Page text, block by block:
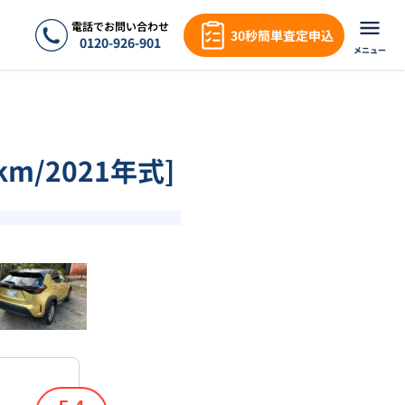
電話でお問い合わせ
0120-926-901 30秒簡単査定申込
メニュー
2021年式]
1/18